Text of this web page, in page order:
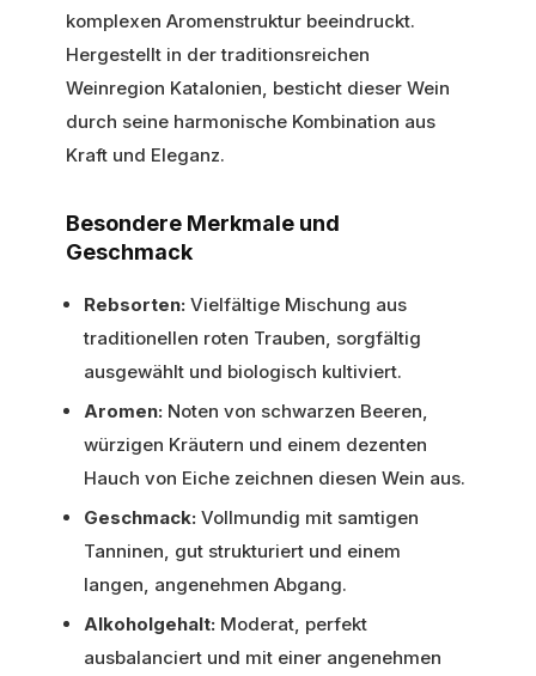
komplexen Aromenstruktur beeindruckt.
Hergestellt in der traditionsreichen
Weinregion Katalonien, besticht dieser Wein
durch seine harmonische Kombination aus
Kraft und Eleganz.
Besondere Merkmale und
Geschmack
Rebsorten: Vielfältige Mischung aus
traditionellen roten Trauben, sorgfältig
ausgewählt und biologisch kultiviert.
Aromen: Noten von schwarzen Beeren,
würzigen Kräutern und einem dezenten
Hauch von Eiche zeichnen diesen Wein aus.
Geschmack: Vollmundig mit samtigen
Tanninen, gut strukturiert und einem
langen, angenehmen Abgang.
Alkoholgehalt: Moderat, perfekt
ausbalanciert und mit einer angenehmen